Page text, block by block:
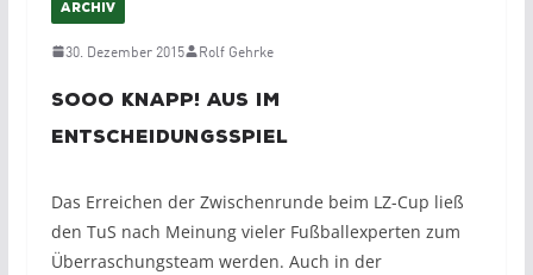
ARCHIV
30. Dezember 2015 Rolf Gehrke
Sooo knapp! Aus im
Entscheidungsspiel
Das Erreichen der Zwischenrunde beim LZ-Cup ließ
den TuS nach Meinung vieler Fußballexperten zum
Überraschungsteam werden. Auch in der